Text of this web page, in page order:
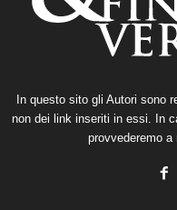
In questo sito gli Autori sono
non dei link inseriti in essi. In
provvederemo a